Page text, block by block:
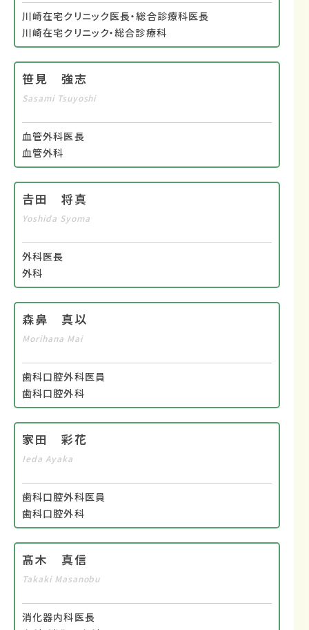
川崎在宅クリニック医長・総合診療科医長
川崎在宅クリニック・総合診療科
笹見 強志
Sasami Tsuyoshi
血管外科医長
血管外科
𠮷田 将真
Yoshida Syoma
外科医長
外科
森鼻 真以
Morihana Mai
歯科口腔外科医員
歯科口腔外科
家田 彩花
Ieda Ayaka
歯科口腔外科医員
歯科口腔外科
髙木 真信
Takaki Masanobu
消化器内科医長